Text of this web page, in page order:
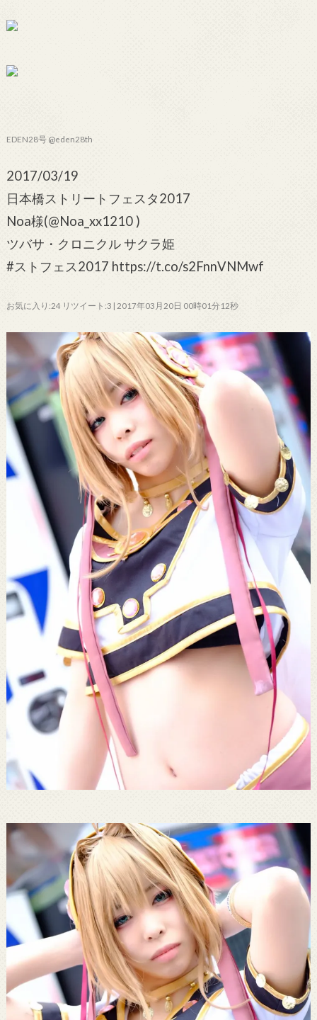
EDEN28号 @eden28th
2017/03/19
日本橋ストリートフェスタ2017
Noa様(@Noa_xx1210 )
ツバサ・クロニクル サクラ姫
#ストフェス2017 https://t.co/s2FnnVNMwf
お気に入り:24 リツイート:3 | 2017年03月20日 00時01分12秒